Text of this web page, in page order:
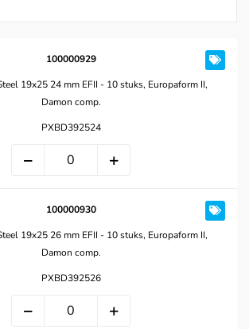
100000929
19x25 24 mm EFII - 10 stuks, Europaform II,
Damon comp.
PXBD392524
100000930
19x25 26 mm EFII - 10 stuks, Europaform II,
Damon comp.
PXBD392526